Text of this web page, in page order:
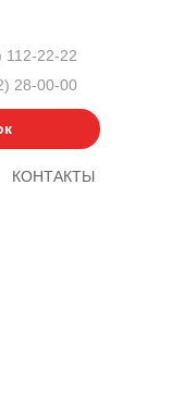
28-00-00
КОНТАКТЫ
112-22-22